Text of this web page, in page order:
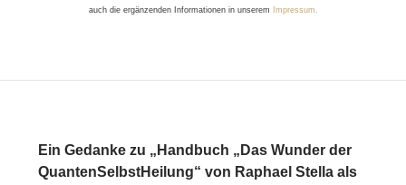
auch die ergänzenden Informationen in unserem Impressum.
Ein Gedanke zu „Handbuch „Das Wunder der
QuantenSelbstHeilung“ von Raphael Stella als